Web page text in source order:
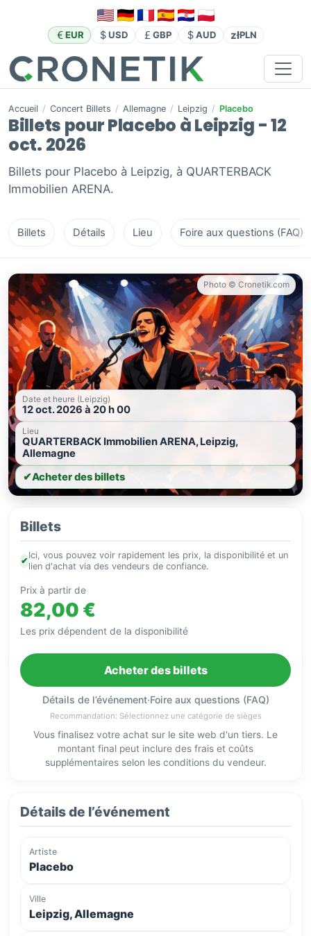
EUR USD GBP AUD złPLN
Accueil / Concert Billets / Allemagne / Leipzig / Placebo
Billets pour Placebo à Leipzig - 12
oct. 2026
Billets pour Placebo à Leipzig, à QUARTERBACK
Immobilien ARENA.
Billets Détails Lieu Foire aux questions (FAQ)
Photo © Cronetik.com
Date et heure (Leipzig)
12 oct. 2026 à 20 h 00
Lieu
QUARTERBACK Immobilien ARENA, Leipzig,
Allemagne
✔Acheter des billets
Billets
✔
Ici, vous pouvez voir rapidement les prix, la disponibilité et un
lien d'achat via des vendeurs de confiance.
Prix à partir de
82,00 €
Les prix dépendent de la disponibilité
Acheter des billets
Détails de l’événement·Foire aux questions (FAQ)
Recommandation: Sélectionnez une catégorie de sièges
Vous finalisez votre achat sur le site web d'un tiers. Le
montant final peut inclure des frais et coûts
supplémentaires selon les conditions du vendeur.
Détails de l’événement
Artiste
Placebo
Ville
Leipzig, Allemagne